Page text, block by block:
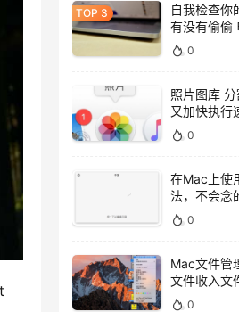
自我检查你
有没有偷偷
0
照片图库
又加快执行
0
在Mac上使
法，不会念
好！
0
Mac文件管
文件收入文
0